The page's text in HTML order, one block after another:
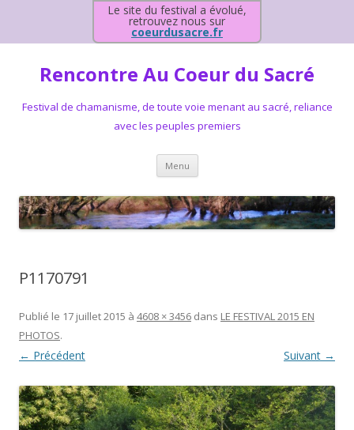
Le site du festival a évolué,
retrouvez nous sur
coeurdusacre.fr
Rencontre Au Coeur du Sacré
Festival de chamanisme, de toute voie menant au sacré, reliance
avec les peuples premiers
Menu Aller au contenu principal
P1170791
Publié le 17 juillet 2015 à 4608 × 3456 dans LE FESTIVAL 2015 EN
PHOTOS.
← Précédent Suivant →